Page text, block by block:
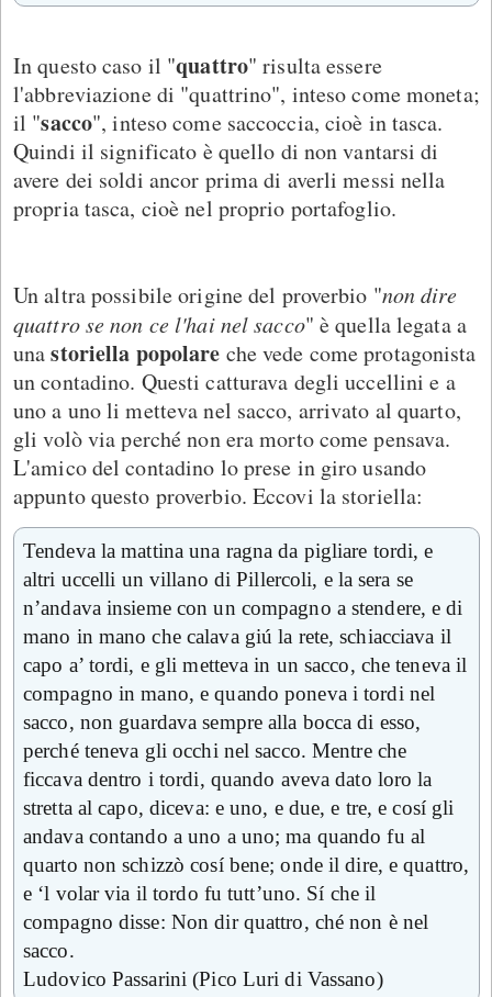
In questo caso il "quattro" risulta essere
l'abbreviazione di "quattrino", inteso come moneta;
il "sacco", inteso come saccoccia, cioè in tasca.
Quindi il significato è quello di non vantarsi di
avere dei soldi ancor prima di averli messi nella
propria tasca, cioè nel proprio portafoglio.
Un altra possibile origine del proverbio "non dire
quattro se non ce l'hai nel sacco" è quella legata a
unastoriella popolare che vede come protagonista
un contadino. Questi catturava degli uccellini e a
uno a uno li metteva nel sacco, arrivato al quarto,
gli volò via perché non era morto come pensava.
L'amico del contadino lo prese in giro usando
appunto questo proverbio. Eccovi la storiella:
Tendeva la mattina una ragna da pigliare tordi, e
altri uccelli un villano di Pillercoli, e la sera se
n’andava insieme con un compagno a stendere, e di
mano in mano che calava giú la rete, schiacciava il
capo a’ tordi, e gli metteva in un sacco, che teneva il
compagno in mano, e quando poneva i tordi nel
sacco, non guardava sempre alla bocca di esso,
perché teneva gli occhi nel sacco. Mentre che
ficcava dentro i tordi, quando aveva dato loro la
stretta al capo, diceva: e uno, e due, e tre, e cosí gli
andava contando a uno a uno; ma quando fu al
quarto non schizzò cosí bene; onde il dire, e quattro,
e ‘l volar via il tordo fu tutt’uno. Sí che il
compagno disse: Non dir quattro, ché non è nel
sacco.
Ludovico Passarini (Pico Luri di Vassano)